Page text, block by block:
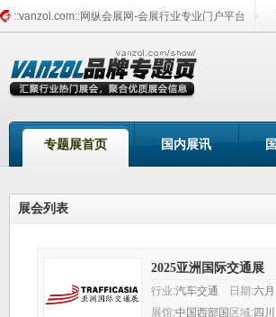
::vanzol.com::网纵会展网-会展行业专业门户平台
专题展首页 国内展讯
展会列表
2025亚洲国际交通展
行业:汽车交通 日期:六月
展馆:中国西部国 区域: 四川